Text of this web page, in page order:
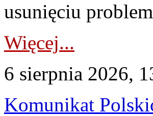
usunięciu
Więcej...
6 sierpnia 2026,
Komunikat